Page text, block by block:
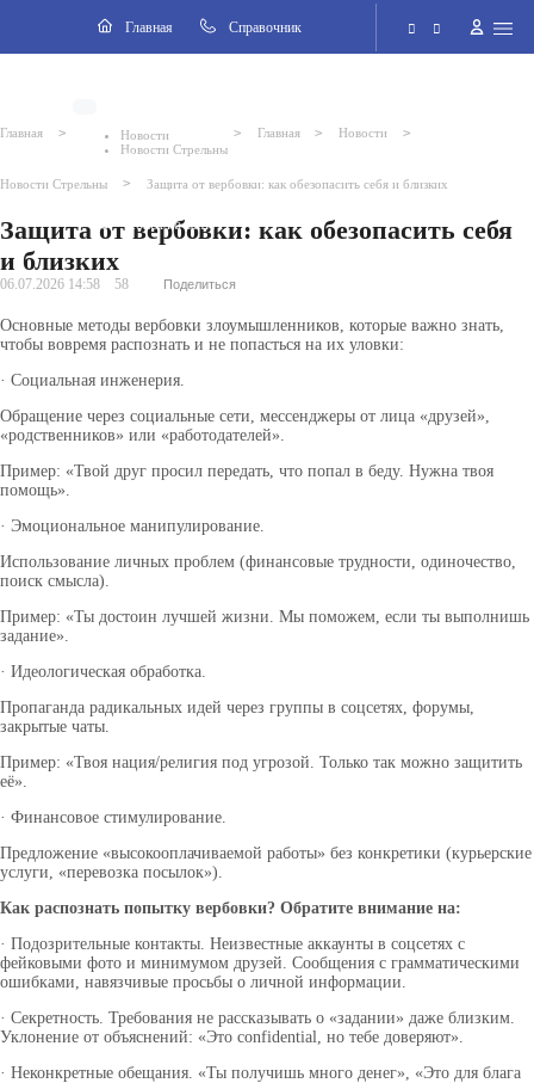
Главная Cправочник
Версия для слабовидящих
Поиск по сайту
Главная >
Новости
Новости Стрельны
> Главная > Новости >
Новости Стрельны > Защита от вербовки: как обезопасить себя и близких
Защита от вербовки: как обезопасить себя
и близких
06.07.2026 14:58 58 Поделиться
Основные методы вербовки злоумышленников, которые важно знать,
чтобы вовремя распознать и не попасться на их уловки:
· Социальная инженерия.
Обращение через социальные сети, мессенджеры от лица «друзей»,
«родственников» или «работодателей».
Пример: «Твой друг просил передать, что попал в беду. Нужна твоя
помощь».
· Эмоциональное манипулирование.
Использование личных проблем (финансовые трудности, одиночество,
поиск смысла).
Пример: «Ты достоин лучшей жизни. Мы поможем, если ты выполнишь
задание».
· Идеологическая обработка.
Пропаганда радикальных идей через группы в соцсетях, форумы,
закрытые чаты.
Пример: «Твоя нация/религия под угрозой. Только так можно защитить
её».
· Финансовое стимулирование.
Предложение «высокооплачиваемой работы» без конкретики (курьерские
услуги, «перевозка посылок»).
Как распознать попытку вербовки? Обратите внимание на:
· Подозрительные контакты. Неизвестные аккаунты в соцсетях с
фейковыми фото и минимумом друзей. Сообщения с грамматическими
ошибками, навязчивые просьбы о личной информации.
· Секретность. Требования не рассказывать о «задании» даже близким.
Уклонение от объяснений: «Это confidential, но тебе доверяют».
· Неконкретные обещания. «Ты получишь много денег», «Это для блага